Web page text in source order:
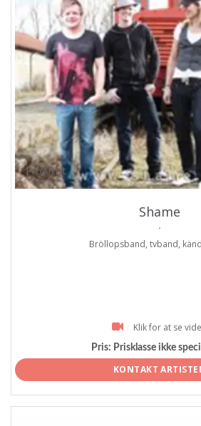
ProArtist
Shame
.
Bröllopsband, tvband,
Klik for at se
Pris: Prisklasse ikke
KONTAKT